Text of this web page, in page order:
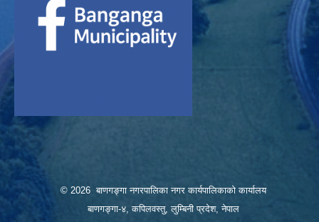
© 2026 बाणगङ्गा नगरपालिका नगर कार्यपालिकाको कार्यालय
बाणगङ्गा-४, कपिलवस्तु, लुम्बिनी प्रदेश, नेपाल